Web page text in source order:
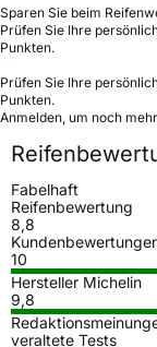
Sparen Sie beim
Prüfen Sie Ihre
Punkten.
Prüfen Sie Ihre
Punkten.
Anmelden, um noch
Fabelhaft
Reifenbewertung
8,8
10
Hersteller Michelin
9,8
veraltete Tests